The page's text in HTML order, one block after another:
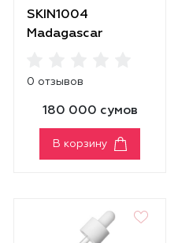
SKIN1004
Madagascar
0 отзывов
180 000 сумов
В корзину